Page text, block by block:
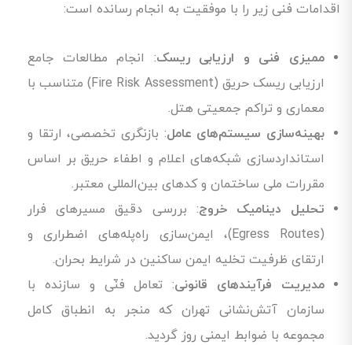
اقدامات فنی زیر را با موفقیت به انجام رسانده است:
ممیزی فنی و ارزیابی ریسک: انجام مطالعات جامع
ارزیابی ریسک حریق (Fire Risk Assessment) متناسب با
معماری و تراکم جمعیتی هتل.
بهینه‌سازی سیستم‌های عامل: بازنگری تخصصی، ارتقا و
استانداردسازی شبکه‌های اعلام و اطفاء حریق بر اساس
مقررات ملی ساختمان و کدهای بین‌المللی معتبر.
تحلیل دینامیک خروج: بررسی دقیق مسیرهای فرار
(Egress Routes)، ایمن‌سازی راه‌پله‌های اضطراری و
ارتقای ظرفیت تخلیه ایمن ساکنین در شرایط بحران.
مدیریت فرآیندهای قانونی: تعامل فنّی و سازنده با
سازمان آتش‌نشانی تهران که منجر به انطباق کامل
مجموعه با ضوابط ایمنی روز گردید.